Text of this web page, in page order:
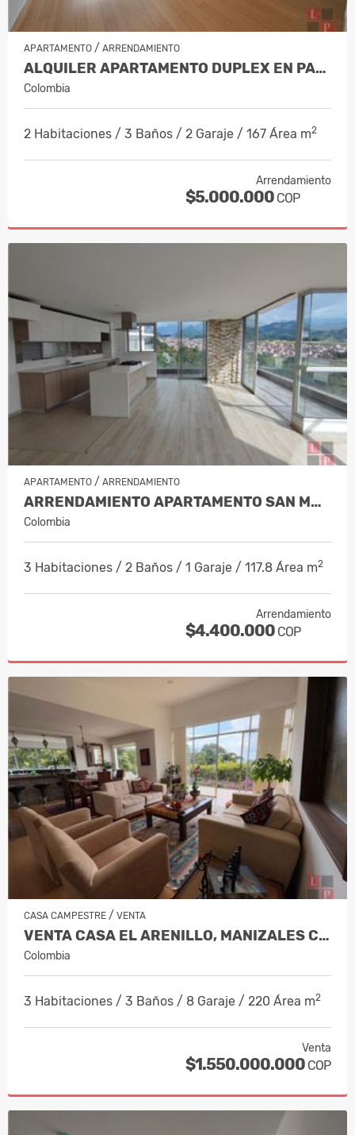
APARTAMENTO / ARRENDAMIENTO
ALQUILER APARTAMENTO DUPLEX EN PALER…
Colombia
2 Habitaciones / 3 Baños / 2 Garaje / 167 Área m2
Arrendamiento
$5.000.000 COP
APARTAMENTO / ARRENDAMIENTO
ARRENDAMIENTO APARTAMENTO SAN MARC…
Colombia
3 Habitaciones / 2 Baños / 1 Garaje / 117.8 Área m2
Arrendamiento
$4.400.000 COP
CASA CAMPESTRE / VENTA
VENTA CASA EL ARENILLO, MANIZALES CO…
Colombia
3 Habitaciones / 3 Baños / 8 Garaje / 220 Área m2
Venta
$1.550.000.000 COP